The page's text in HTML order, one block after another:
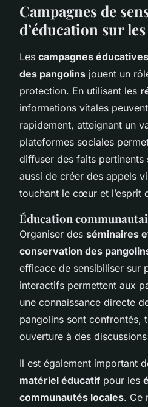
Campagnes de
d’éducation sur
Les campagnes éducatives
des pangolins jouent un
protection. En utilisant les
informations vitales
rapidement, atteignant un
plateformes sociales
diffuser des faits pertinents
aussi de créer des appels
touchant le cœur et l’esprit
Éducation
Organiser des séminaires
conservation des
efficace de sensibiliser sur
interactifs permettent aux
une connaissance directe
pangolins sont confrontés,
ouverture à des
Il est également important
matériel éducatif pour les
communautés locales. Ce